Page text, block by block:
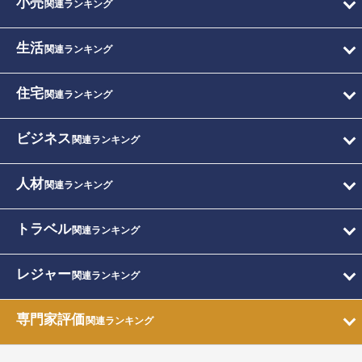
関連ランキング
生活関連ランキング
住宅関連ランキング
ビジネス 関連ランキング
人材関連ランキング
トラベル関連ランキング
レジャー関連ランキング
専門家評価関連ランキング